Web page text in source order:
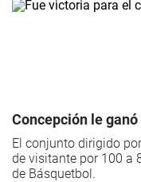
Concepción le
El conjunto dirigido
de visitante por 100 a
de Básquetbol.